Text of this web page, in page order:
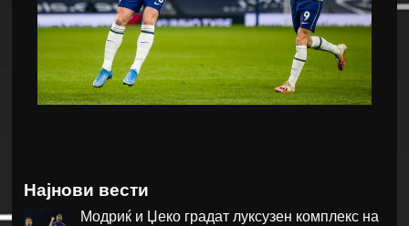
Најнови вести
Модриќ и Џеко градат луксузен комплекс на